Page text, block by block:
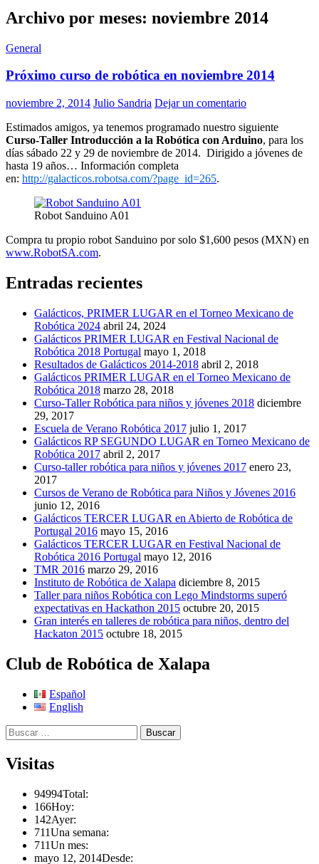
Archivo por meses: noviembre 2014
General
Próximo curso de robótica en noviembre 2014
noviembre 2, 2014 Julio Sandria Dejar un comentario
Estimados amigos, ya tenemos programado nuestro siguiente
Curso-Taller Introducción a la Robótica con Arduino, para los
días sábado 22 y 29 de noviembre de 2014. Dirigido a jóvenes de
hasta 19 años… Información completa
en: http://galacticos.robotsa.com/?page_id=265.
Robot Sanduino A01
Compra tu propio robot Sanduino por solo $1,600 pesos (MXN) en
www.RobotSA.com.
Entradas recientes
Galácticos, PRIMER LUGAR en el Torneo Mexicano de
Robótica 2024 abril 24, 2024
Galácticos PRIMER LUGAR en Festival Nacional de
Robótica 2018 Portugal mayo 1, 2018
Resultados de Galácticos 2014-2018 abril 2, 2018
Galácticos PRIMER LUGAR en el Torneo Mexicano de
Robótica 2018 marzo 28, 2018
Curso-Taller Robótica para niños y jóvenes 2018 diciembre
29, 2017
Escuela de Verano Robótica 2017 julio 1, 2017
Galácticos RP SEGUNDO LUGAR en Torneo Mexicano de
Robótica 2017 abril 2, 2017
Curso-taller robótica para niños y jóvenes 2017 enero 23,
2017
Cursos de Verano de Robótica para Niños y Jóvenes 2016
junio 12, 2016
Galácticos TERCER LUGAR en Abierto de Robótica de
Portugal 2016 mayo 15, 2016
Galácticos TERCER LUGAR en Festival Nacional de
Robótica 2016 Portugal mayo 12, 2016
TMR 2016 marzo 29, 2016
Instituto de Robótica de Xalapa diciembre 8, 2015
Taller para niños Robótica con Lego Mindstorms superó
expectativas en Hackathon 2015 octubre 20, 2015
Gran interés en talleres de robótica para niños, dentro del
Hackaton 2015 octubre 18, 2015
Club de Robótica de Xalapa
Español
English
Buscar:
Visitas
94994Total:
166Hoy:
142Ayer:
711Una semana:
711Un mes:
mayo 12, 2014Desde: